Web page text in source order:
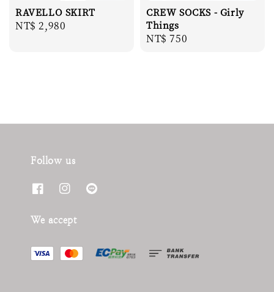
RAVELLO SKIRT
Regular
NT$ 2,980
CREW SOCKS - Girly
Things
Regular
NT$ 750
Follow us
We accept